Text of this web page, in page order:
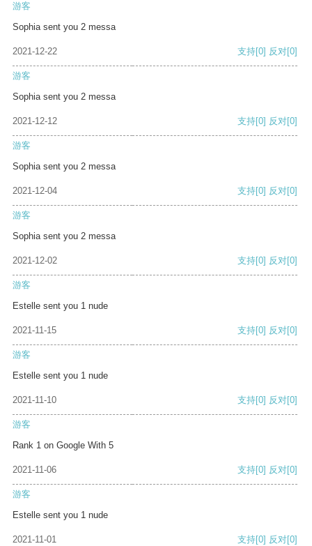
游客
Sophia sent you 2 messa
2021-12-22 支持[0] 反对[0]
游客
Sophia sent you 2 messa
2021-12-12 支持[0] 反对[0]
游客
Sophia sent you 2 messa
2021-12-04 支持[0] 反对[0]
游客
Sophia sent you 2 messa
2021-12-02 支持[0] 反对[0]
游客
Estelle sent you 1 nude
2021-11-15 支持[0] 反对[0]
游客
Estelle sent you 1 nude
2021-11-10 支持[0] 反对[0]
游客
Rank 1 on Google With 5
2021-11-06 支持[0] 反对[0]
游客
Estelle sent you 1 nude
2021-11-01 支持[0] 反对[0]